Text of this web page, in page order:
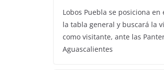
Lobos Puebla se posiciona en
la tabla general y buscará la
como visitante, ante las
Aguascalientes